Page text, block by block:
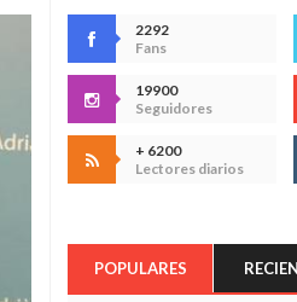
2292
Fans
19900
Seguidores
+ 6200
Lectores diarios
POPULARES